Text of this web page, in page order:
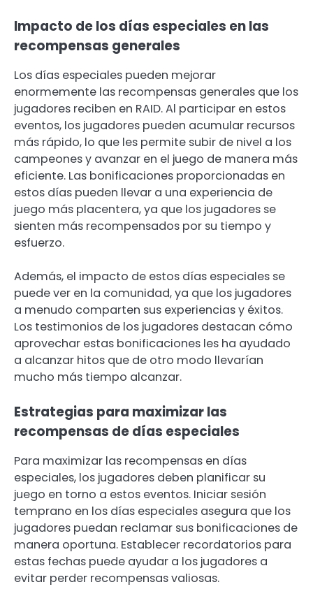
Impacto de los días especiales en las
recompensas generales
Los días especiales pueden mejorar
enormemente las recompensas generales que los
jugadores reciben en RAID. Al participar en estos
eventos, los jugadores pueden acumular recursos
más rápido, lo que les permite subir de nivel a los
campeones y avanzar en el juego de manera más
eficiente. Las bonificaciones proporcionadas en
estos días pueden llevar a una experiencia de
juego más placentera, ya que los jugadores se
sienten más recompensados por su tiempo y
esfuerzo.
Además, el impacto de estos días especiales se
puede ver en la comunidad, ya que los jugadores
a menudo comparten sus experiencias y éxitos.
Los testimonios de los jugadores destacan cómo
aprovechar estas bonificaciones les ha ayudado
a alcanzar hitos que de otro modo llevarían
mucho más tiempo alcanzar.
Estrategias para maximizar las
recompensas de días especiales
Para maximizar las recompensas en días
especiales, los jugadores deben planificar su
juego en torno a estos eventos. Iniciar sesión
temprano en los días especiales asegura que los
jugadores puedan reclamar sus bonificaciones de
manera oportuna. Establecer recordatorios para
estas fechas puede ayudar a los jugadores a
evitar perder recompensas valiosas.